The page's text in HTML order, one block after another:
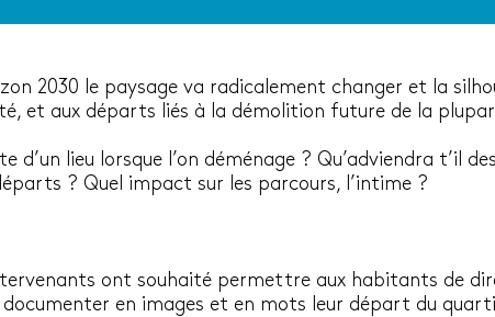
2030 le paysage va radicalement changer et la
et aux départs liés à la démolition future de la
d’un lieu lorsque l’on déménage ? Qu’adviendra t’il
? Quel impact sur les parcours, l’intime ?
ont souhaité permettre aux habitants de
documenter en images et en mots leur départ du